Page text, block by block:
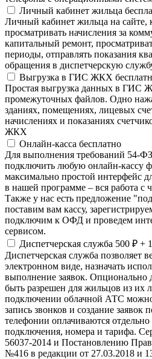
Личный кабинет жильца
Личный кабинет жильца на сайте,
просматривать начисления за
капитальный ремонт,
периоды, отправлять показания
обращения в диспетчерскую
Выгрузка в ГИС ЖКХ
Простая выгрузка данных в ГИС
промежуточных файлов. Одно
зданиях, помещениях, лицевых
начислениях и показаниях
ЖКХ
Онлайн-касса бесплатно
Для выполнения требований 54-
подключить любую онлайн-
максимально простой интерфейс
в нашей программе – вся работа с
Также у нас есть предложение
поставим вам кассу,
подключим к ОФД и проведем
сервисом.
Диспетчерская служба 500 ₽ +
Диспетчерская служба позволяет
электронном виде, назначать
выполнение заявок. Опционально
быть разрешен для жильцов из их
подключении облачной АТС можно
запись звонков и создание заявок
телефонии оплачиваются
подключения, номера и тарифа.
56037-2014 и Постановлению
№416 в редакции от 27.03.2018 и